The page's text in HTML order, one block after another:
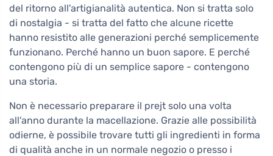
del ritorno all'artigianalità autentica. Non si tratta solo
di nostalgia - si tratta del fatto che alcune ricette
hanno resistito alle generazioni perché semplicemente
funzionano. Perché hanno un buon sapore. E perché
contengono più di un semplice sapore - contengono
una storia.
Non è necessario preparare il prejt solo una volta
all'anno durante la macellazione. Grazie alle possibilità
odierne, è possibile trovare tutti gli ingredienti in forma
di qualità anche in un normale negozio o presso i